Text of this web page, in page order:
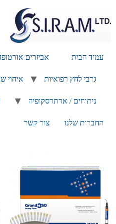
עמוד הבית אביזרים
גרבי לחץ רפואיות איחוי
ניתוחים / ארתרסקופיה
החברות שלנו צור קשר